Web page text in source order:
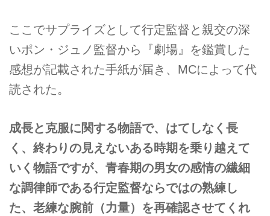
ここでサプライズとして行定監督と親交の深
いポン・ジュノ監督から『劇場』を鑑賞した
感想が記載された手紙が届き、MCによって代
読された。
成長と克服に関する物語で、はてしなく長
く、終わりの見えないある時期を乗り越えて
いく物語ですが、青春期の男女の感情の繊細
な調律師である行定監督ならではの熟練し
た、老練な腕前（力量）を再確認させてくれ